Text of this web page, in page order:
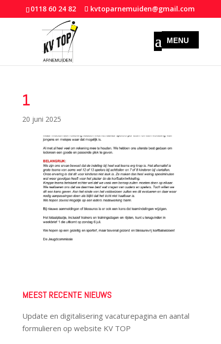
0118 60 24 82 kvtoparnemuiden@gmail.com
1
20 juni 2025
MEEST RECENTE NIEUWS
Update en digitalisering vacaturepagina en aantal
formulieren op website KV TOP